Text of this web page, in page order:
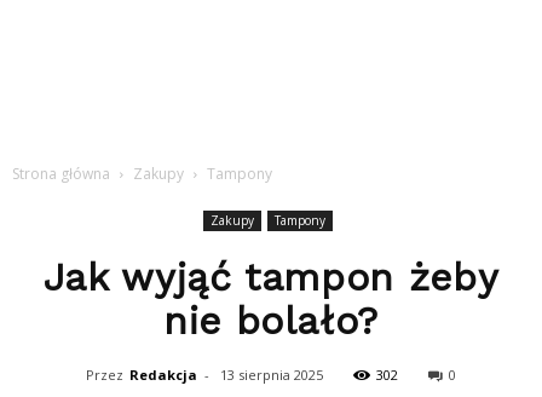
Strona główna Zakupy Tampony
Zakupy Tampony
Jak wyjąć tampon żeby
nie bolało?
Przez Redakcja - 13 sierpnia 2025 302 0